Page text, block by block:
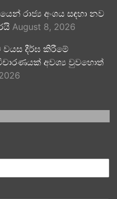
රාජ්‍ය අංශය සඳහා නව
August 8, 2026
දීර්ඝ කිරීමේ
අවශ්‍ය වුවහොත්